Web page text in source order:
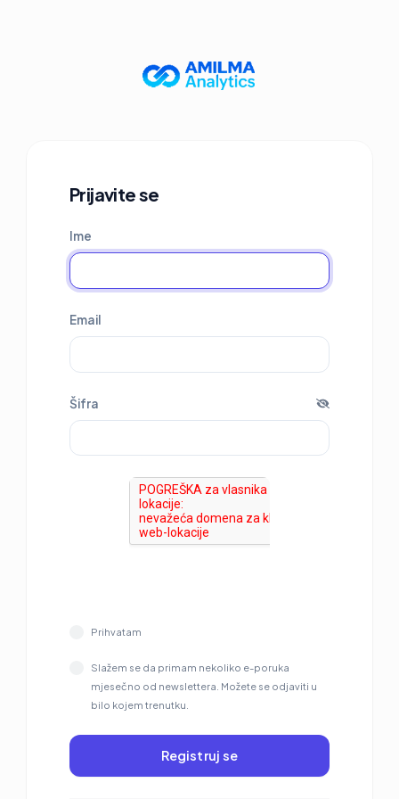
Prijavite se
Ime
Email
Šifra
Prihvatam
Slažem se da primam nekoliko e-poruka
mjesečno od newslettera. Možete se odjaviti u
bilo kojem trenutku.
Registruj se